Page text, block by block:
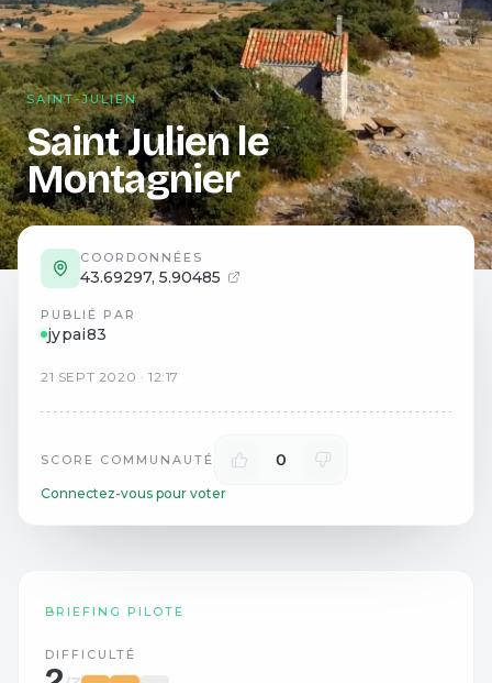
SAINT-JULIEN
Saint Julien le
Montagnier
COORDONNÉES
43.69297, 5.90485
PUBLIÉ PAR
jypai83
21 SEPT 2020 ·12:17
SCORE COMMUNAUTÉ 0
Connectez-vous pour voter
BRIEFING PILOTE
DIFFICULTÉ